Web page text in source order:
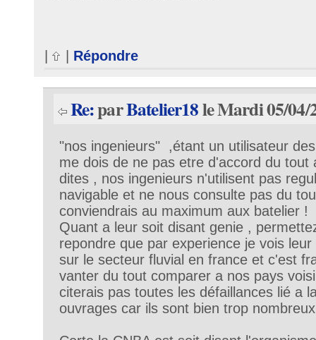
| | Répondre
Re:parBatelier18le Mardi 05/04/
"nos ingenieurs" ,étant un utilisateur
me dois de ne pas etre d'accord du tout
dites , nos ingenieurs n'utilisent pas
navigable et ne nous consulte pas du
conviendrais au maximum aux batelier !
Quant a leur soit disant genie ,
repondre que par experience je vois
sur le secteur fluvial en france et c'est
vanter du tout comparer a nos pays
citerais pas toutes les défaillances lié a
ouvrages car ils sont bien trop